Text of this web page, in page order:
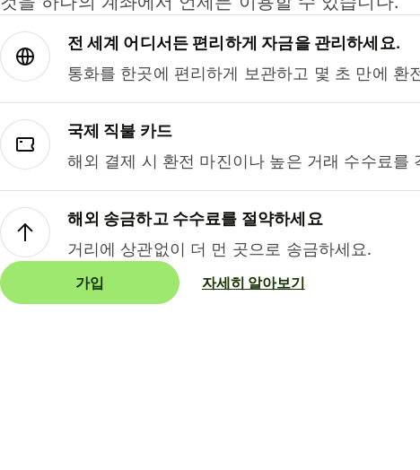
전 세계 어디서든 편리하게 자금을 관리하세요.
통화를 한곳에 편리하게 보관하고 몇 초 만에 환
국제 직불 카드
해외 결제 시 환전 마진이나 높은 거래 수수료를
해외 송금하고 수수료를 절약하세요
거리에 상관없이 더 먼 곳으로 송금하세요.
가입 자세히 알아보기